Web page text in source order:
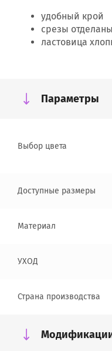
удобный крой
срезы
ластовица
Параметры
Выбор цвета
Доступные размеры
Материал
УХОД
Страна производства